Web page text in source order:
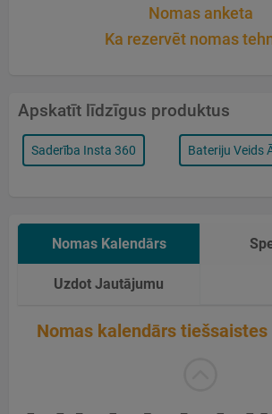
Nomas anketa
Ka rezervēt nomas
Apskatīt līdzīgus produktus
Saderība Insta 360 Bateriju Veids
Nomas Kalendārs
Uzdot Jautājumu
Nomas kalendārs